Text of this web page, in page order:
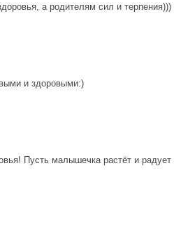
а родителям сил и терпения)))
и здоровыми:)
Пусть малышечка растёт и